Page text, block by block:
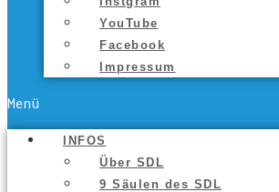
You­Tube
Face­book
Impres­sum
Menü
INFOS
Über SDL
9 Säu­len des SDL